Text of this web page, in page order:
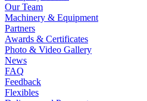
Our Team
Machinery & Equipment
Partners
Awards & Certificates
Photo & Video Gallery
News
FAQ
Feedback
Flexibles